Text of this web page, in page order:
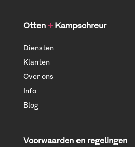
Otten +Kampschreur
Diensten
Klanten
Over ons
Info
Blog
Voorwaarden en regelingen